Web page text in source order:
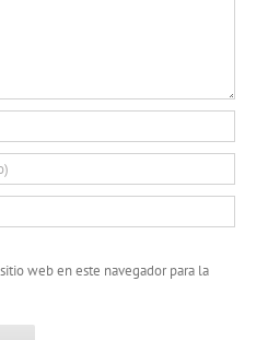
web en este navegador para la